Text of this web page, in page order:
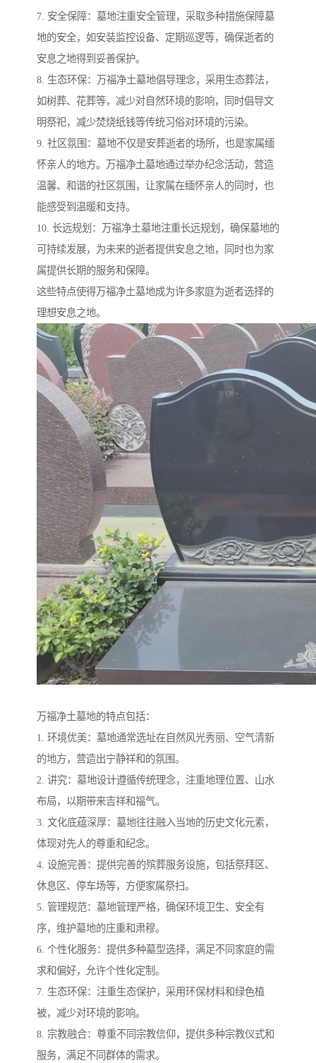
7. 安全保障：墓地注重安全管理，采取多种措施保障墓
地的安全，如安装监控设备、定期巡逻等，确保逝者的
安息之地得到妥善保护。
8. 生态环保：万福净土墓地倡导理念，采用生态葬法，
如树葬、花葬等，减少对自然环境的影响，同时倡导文
明祭祀，减少焚烧纸钱等传统习俗对环境的污染。
9. 社区氛围：墓地不仅是安葬逝者的场所，也是家属缅
怀亲人的地方。万福净土墓地通过举办纪念活动，营造
温馨、和谐的社区氛围，让家属在缅怀亲人的同时，也
能感受到温暖和支持。
10. 长远规划：万福净土墓地注重长远规划，确保墓地的
可持续发展，为未来的逝者提供安息之地，同时也为家
属提供长期的服务和保障。
这些特点使得万福净土墓地成为许多家庭为逝者选择的
理想安息之地。
万福净土墓地的特点包括：
1. 环境优美：墓地通常选址在自然风光秀丽、空气清新
的地方，营造出宁静祥和的氛围。
2. 讲究：墓地设计遵循传统理念，注重地理位置、山水
布局，以期带来吉祥和福气。
3. 文化底蕴深厚：墓地往往融入当地的历史文化元素，
体现对先人的尊重和纪念。
4. 设施完善：提供完善的殡葬服务设施，包括祭拜区、
休息区、停车场等，方便家属祭扫。
5. 管理规范：墓地管理严格，确保环境卫生、安全有
序，维护墓地的庄重和肃穆。
6. 个性化服务：提供多种墓型选择，满足不同家庭的需
求和偏好，允许个性化定制。
7. 生态环保：注重生态保护，采用环保材料和绿色植
被，减少对环境的影响。
8. 宗教融合：尊重不同宗教信仰，提供多种宗教仪式和
服务，满足不同群体的需求。